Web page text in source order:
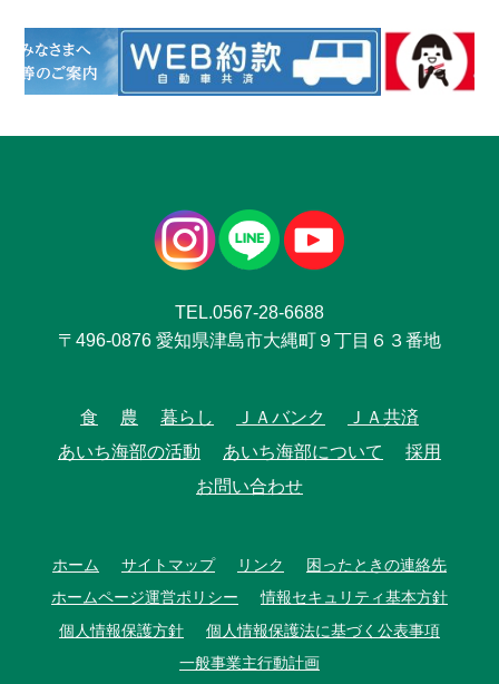
TEL.0567-28-6688
〒496-0876 愛知県津島市大縄町９丁目６３番地
食 農 暮らし ＪＡバンク
ＪＡ共済
あいち海部の活動
あいち海部について
採用
お問い合わせ
ホーム サイトマップ リンク
困ったときの連絡先
ホームページ運営ポリシー
情報セキュリティ基本方針
個人情報保護方針
個人情報保護法に基づく公表事項
一般事業主行動計画